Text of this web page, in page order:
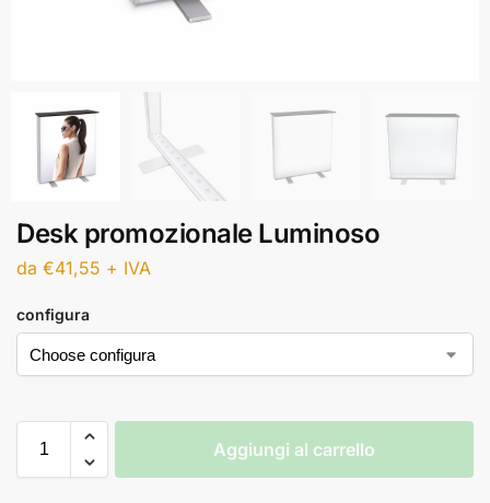
Desk promozionale Luminoso
da €41,55 + IVA
configura
Aggiungi al carrello